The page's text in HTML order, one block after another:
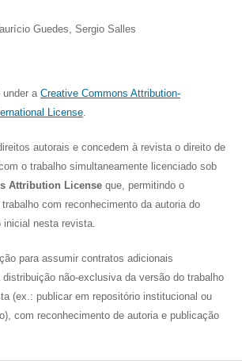
Guedes, Sergio Salles
under aCreative Commons Attribution-
License.
autorais e concedem à revista o direito de
o trabalho simultaneamente licenciado sob
Attribution Licenseque, permitindo o
com reconhecimento da autoria do
inicial nesta revista.
para assumir contratos adicionais
não-exclusiva da versão do trabalho
(ex.: publicar em repositório institucional ou
com reconhecimento de autoria e publicação